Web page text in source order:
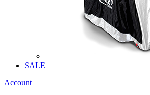
SALE
Account